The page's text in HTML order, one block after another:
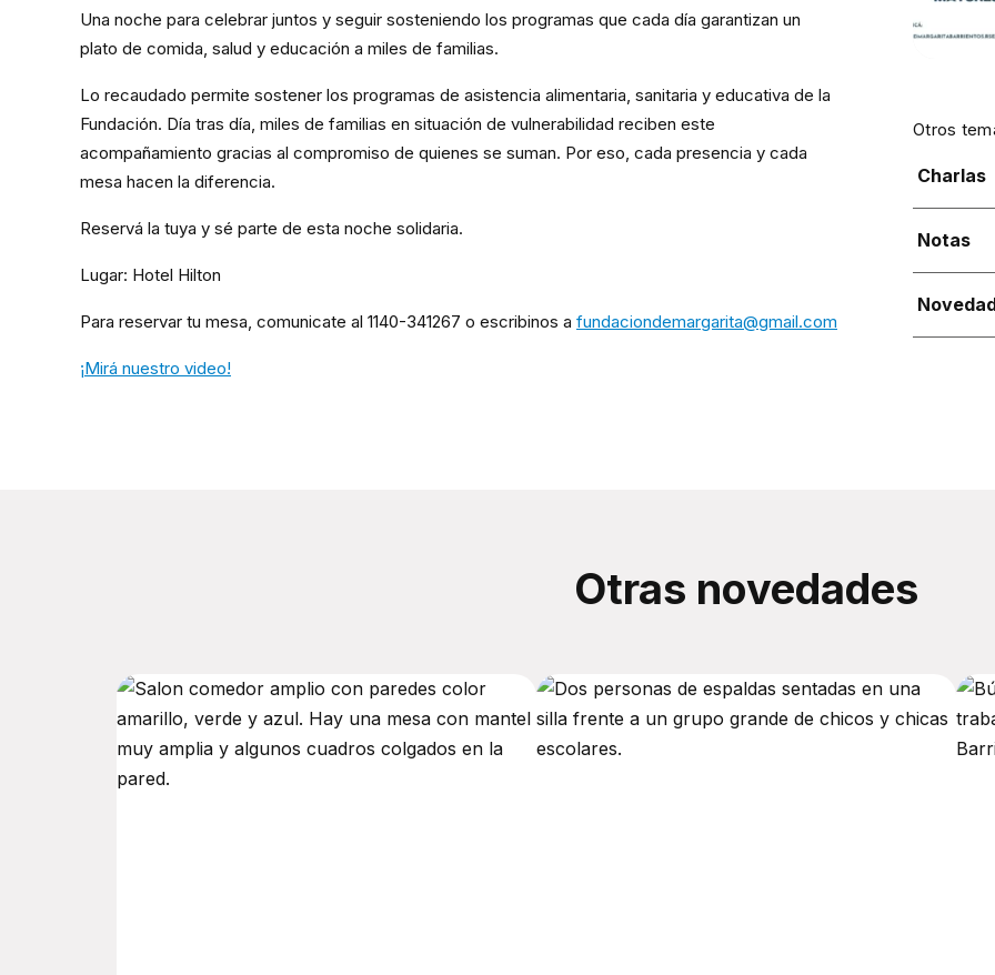
Una noche para celebrar juntos y seguir sosteniendo los programas que cada día garantizan un
plato de comida, salud y educación a miles de familias.
Lo recaudado permite sostener los programas de asistencia alimentaria, sanitaria y educativa de la
Fundación. Día tras día, miles de familias en situación de vulnerabilidad reciben este
acompañamiento gracias al compromiso de quienes se suman. Por eso, cada presencia y cada
mesa hacen la diferencia.
Reservá la tuya y sé parte de esta noche solidaria.
Lugar: Hotel Hilton
Para reservar tu mesa, comunicate al 1140-341267 o escribinos a fundaciondemargarita@gmail.com
¡Mirá nuestro video!
Otros
Charlas
Notas
Otras novedades